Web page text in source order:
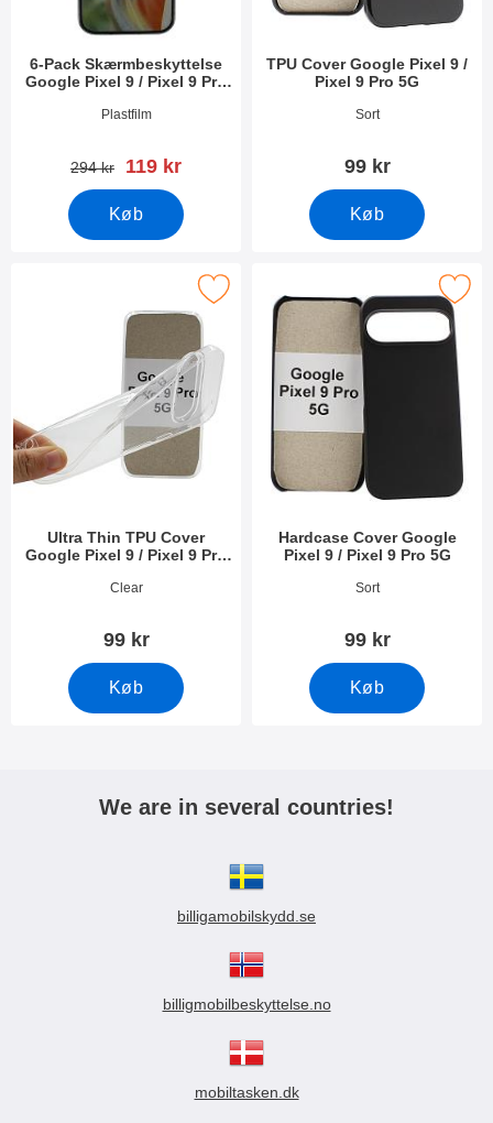
6-Pack Skærmbeskyttelse
Google Pixel 9 / Pixel 9 Pro
Varenr 51503Plastfilm
pris
294 kr pris
119 kr
Køb
TPU Cover Google Pixel 9 /
Pixel 9 Pro 5G
Varenr 51508Sort
99 kr
Køb
Ultra Thin TPU Cover
Google Pixel 9 / Pixel 9 Pro
Varenr 51507Clear
99 kr
Køb
Thin TPU Cover Google Pixel 9 / Pixel 9 Pro 5G som favorit
Hardcase Cover Google
Pixel 9 / Pixel 9 Pro 5G
Varenr 51509Sort
99 kr
Køb
Marker hardcase Cover Google Pixel
We are in several countries!
billigamobilskydd.se
billigmobilbeskyttelse.no
mobiltasken.dk